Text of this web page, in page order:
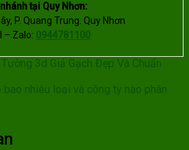
tại Quy Nhơn:
P. Quang Trung. Quy Nhơn
– Zalo: 0944781100
3d Giả Gạch Đẹp Và Chuẩn
nhiêu loại và công ty nào phân